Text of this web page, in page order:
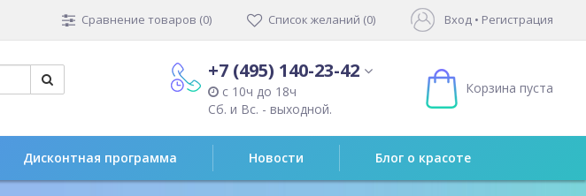
Сравнение товаров (0) Список желаний (0) Вход • Регистрация
+7 (495) 140-23-42
с 10ч до 18ч
Сб. и Вс. - выходной.
Корзина пуста
Дисконтная программа Новости Блог о красоте